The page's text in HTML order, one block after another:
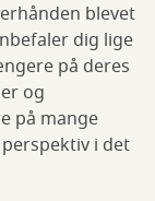
blevet
dig lige
på deres
og
på mange
i det